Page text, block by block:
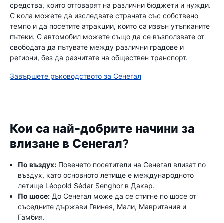
средства, които отговарят на различни бюджети и нужди.
С кола можете да изследвате страната със собствено
темпо и да посетите атракции, които са извън утъпканите
пътеки. С автомобил можете също да се възползвате от
свободата да пътувате между различни градове и
региони, без да разчитате на обществен транспорт.
Завършете ръководството за Сенегал
Кои са най-добрите начини за
влизане в Сенегал?
По въздух: Повечето посетители на Сенегал влизат по
въздух, като основното летище е международното
летище Léopold Sédar Senghor в Дакар.
По шосе: До Сенегал може да се стигне по шосе от
съседните държави Гвинея, Мали, Мавритания и
Гамбия.